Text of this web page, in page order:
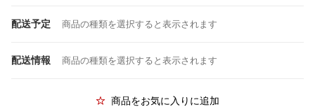
配送予定 商品の種類を選択すると表示されます
配送情報 商品の種類を選択すると表示されます
商品をお気に入りに追加